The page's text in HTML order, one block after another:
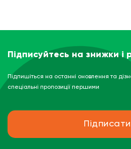
Підписуйтесь на знижки і
Підпишіться на останні оновлення та
спеціальні пропозиції першими